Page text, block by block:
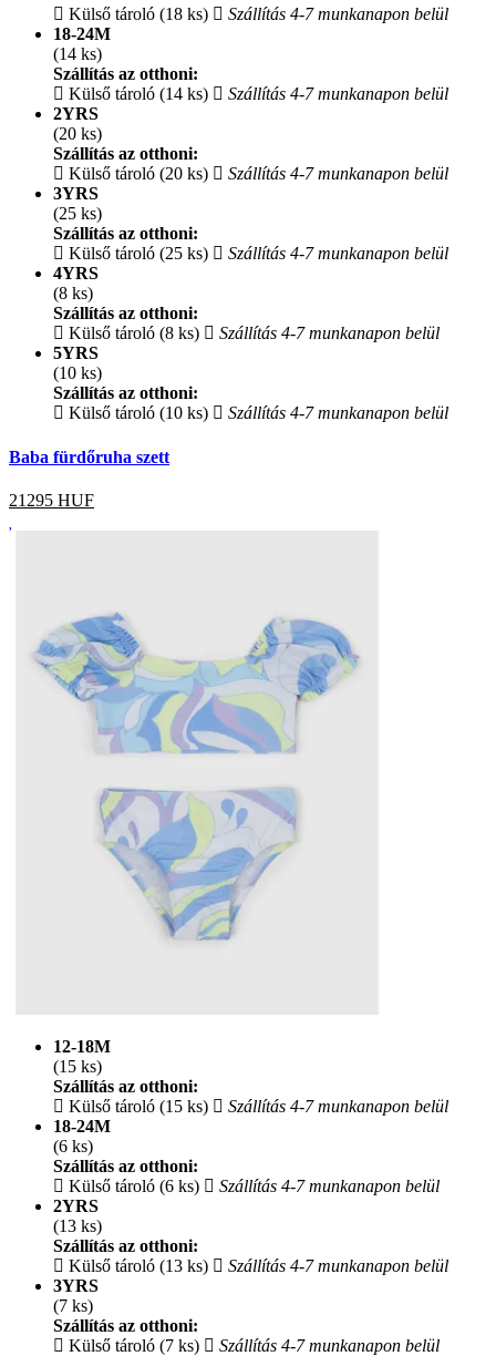
Külső tároló (18 ks)
Szállítás 4-7 munkanapon belül
18-24M
(14 ks)
Szállítás az otthoni:
Külső tároló (14 ks)
Szállítás 4-7 munkanapon belül
2YRS
(20 ks)
Szállítás az otthoni:
Külső tároló (20 ks)
Szállítás 4-7 munkanapon belül
3YRS
(25 ks)
Szállítás az otthoni:
Külső tároló (25 ks)
Szállítás 4-7 munkanapon belül
4YRS
(8 ks)
Szállítás az otthoni:
Külső tároló (8 ks)
Szállítás 4-7 munkanapon belül
5YRS
(10 ks)
Szállítás az otthoni:
Külső tároló (10 ks)
Szállítás 4-7 munkanapon belül
Baba fürdőruha szett
21295 HUF
12-18M
(15 ks)
Szállítás az otthoni:
Külső tároló (15 ks)
Szállítás 4-7 munkanapon belül
18-24M
(6 ks)
Szállítás az otthoni:
Külső tároló (6 ks)
Szállítás 4-7 munkanapon belül
2YRS
(13 ks)
Szállítás az otthoni:
Külső tároló (13 ks)
Szállítás 4-7 munkanapon belül
3YRS
(7 ks)
Szállítás az otthoni:
Külső tároló (7 ks)
Szállítás 4-7 munkanapon belül